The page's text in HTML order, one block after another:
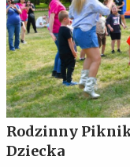
Rodzinny
Dziecka